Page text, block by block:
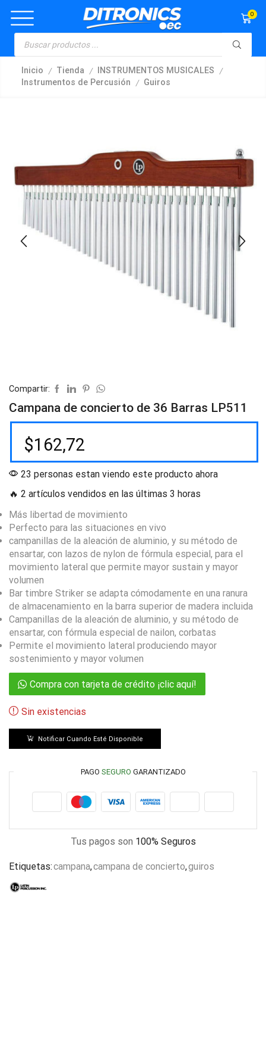
0
Inicio / Tienda / INSTRUMENTOS MUSICALES /
Instrumentos de Percusión / Guiros
Compartir:
Campana de concierto de 36 Barras LP511
$162,72
23 personas estan viendo este producto ahora
🔥 2 artículos vendidos en las últimas 3 horas
Más libertad de movimiento
Perfecto para las situaciones en vivo
campanillas de la aleación de aluminio, y su método de
ensartar, con lazos de nylon de fórmula especial, para el
movimiento lateral que permite mayor sustain y mayor
volumen
Bar timbre Striker se adapta cómodamente en una ranura
de almacenamiento en la barra superior de madera incluida
Campanillas de la aleación de aluminio, y su método de
ensartar, con fórmula especial de nailon, corbatas
Permite el movimiento lateral produciendo mayor
sostenimiento y mayor volumen
Compra con tarjeta de crédito ¡clic aquí!
Sin existencias
Notificar Cuando Esté Disponible
PAGO SEGURO GARANTIZADO
Tus pagos son 100% Seguros
Etiquetas:campana,campana de concierto,guiros